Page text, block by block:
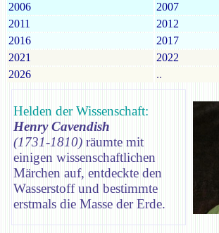
2006
2007
2011
2012
2016
2017
2021
2022
2026
..
Helden der Wissenschaft:
Henry Cavendish
(1731-1810) räumte mit
einigen wissenschaftlichen
Märchen auf, entdeckte den
Wasserstoff und bestimmte
erstmals die Masse der Erde.